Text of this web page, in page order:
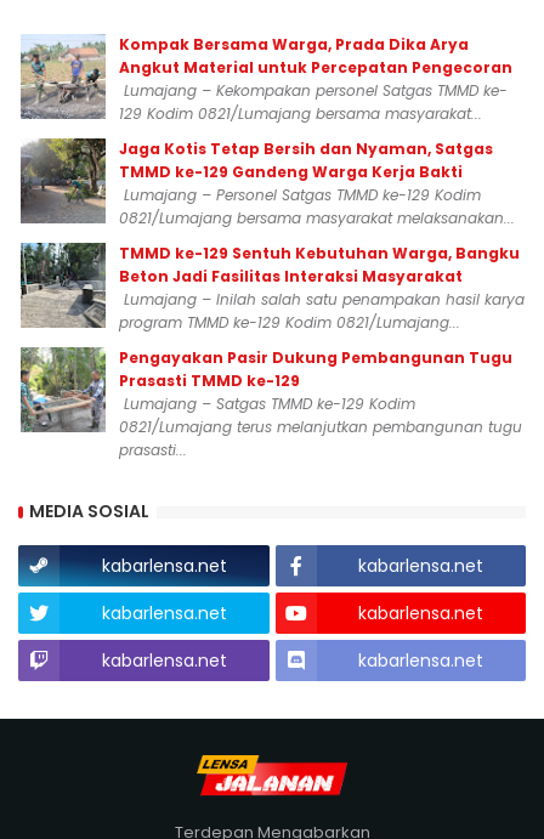
Kompak Bersama Warga, Prada Dika Arya
Angkut Material untuk Percepatan Pengecoran
Lumajang – Kekompakan personel Satgas TMMD ke-
129 Kodim 0821/Lumajang bersama masyarakat...
Jaga Kotis Tetap Bersih dan Nyaman, Satgas
TMMD ke-129 Gandeng Warga Kerja Bakti
Lumajang – Personel Satgas TMMD ke-129 Kodim
0821/Lumajang bersama masyarakat melaksanakan...
TMMD ke-129 Sentuh Kebutuhan Warga, Bangku
Beton Jadi Fasilitas Interaksi Masyarakat
Lumajang – Inilah salah satu penampakan hasil karya
program TMMD ke-129 Kodim 0821/Lumajang...
Pengayakan Pasir Dukung Pembangunan Tugu
Prasasti TMMD ke-129
Lumajang – Satgas TMMD ke-129 Kodim
0821/Lumajang terus melanjutkan pembangunan tugu
prasasti...
MEDIA SOSIAL
kabarlensa.net
kabarlensa.net
kabarlensa.net
kabarlensa.net
kabarlensa.net
kabarlensa.net
Terdepan Mengabarkan